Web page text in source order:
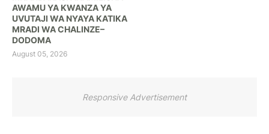
AWAMU YA KWANZA YA
UVUTAJI WA NYAYA KATIKA
MRADI WA CHALINZE–
DODOMA
August 05, 2026
Responsive Advertisement